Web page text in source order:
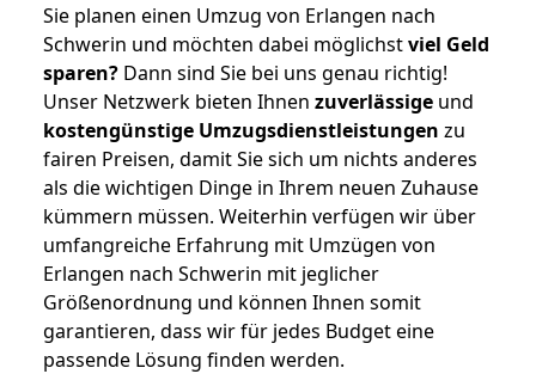
Sie planen einen Umzug von Erlangen nach
Schwerin und möchten dabei möglichstviel Geld
sparen? Dann sind Sie bei uns genau richtig!
Unser Netzwerk bieten Ihnen zuverlässige und
kostengünstige Umzugsdienstleistungen zu
fairen Preisen, damit Sie sich um nichts anderes
als die wichtigen Dinge in Ihrem neuen Zuhause
kümmern müssen. Weiterhin verfügen wir über
umfangreiche Erfahrung mit Umzügen von
Erlangen nach Schwerin mit jeglicher
Größenordnung und können Ihnen somit
garantieren, dass wir für jedes Budget eine
passende Lösung finden werden.